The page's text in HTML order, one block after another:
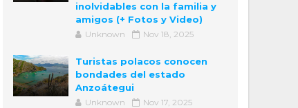
inolvidables con la familia y
amigos (+ Fotos y Video)
Unknown Nov 18, 2025
Turistas polacos conocen
bondades del estado
Anzoátegui
Unknown Nov 17, 2025